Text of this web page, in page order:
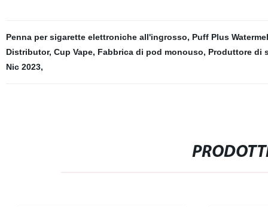
Penna per sigarette elettroniche all'ingrosso, Puff Plus
Distributor, Cup Vape, Fabbrica di pod monouso, Produttore di
Nic 2023,